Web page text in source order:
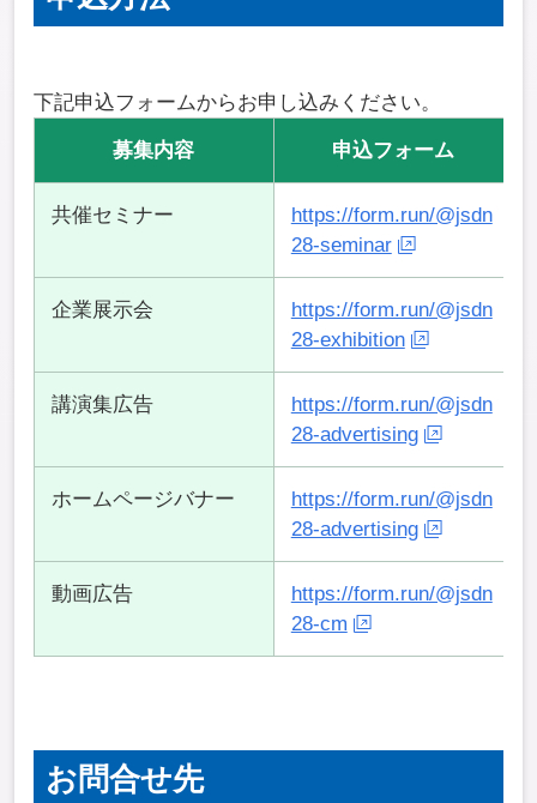
下記申込フォームからお申し込みください。
募集内容
申込フォーム
共催セミナー
https://form.run/@jsdn
28-seminar
企業展示会
https://form.run/@jsdn
28-exhibition
講演集広告
https://form.run/@jsdn
28-advertising
ホームページバナー
https://form.run/@jsdn
28-advertising
動画広告
https://form.run/@jsdn
28-cm
お問合せ先